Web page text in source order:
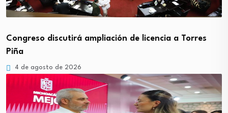
Congreso discutirá ampliación de licencia a Torres
Piña
4 de agosto de 2026